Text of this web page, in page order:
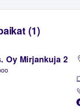
(1)
Oy Mirjankuja 2